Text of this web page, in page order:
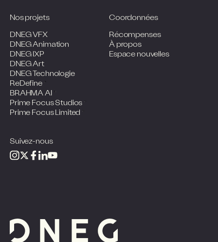
Nos projets
DNEG VFX
DNEG Animation
DNEG IXP
DNEG Art
DNEG Technologie
Coordonnées
Récompenses
À propos
Espace nouvelles
ReDefine
BRAHMA AI
Prime Focus Studios
Prime Focus Limited
Suivez-nous